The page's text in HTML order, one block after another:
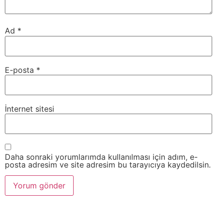
Ad *
E-posta *
İnternet sitesi
Daha sonraki yorumlarımda kullanılması için adım, e-
posta adresim ve site adresim bu tarayıcıya kaydedilsin.